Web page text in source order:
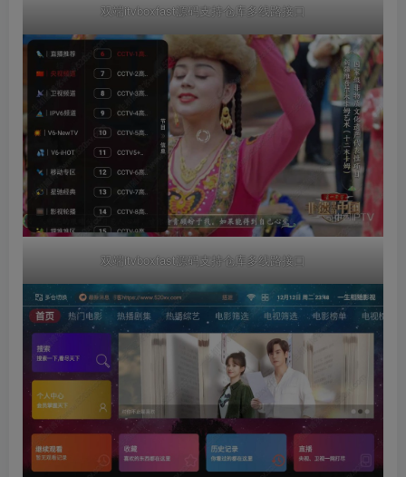
双端itvboxfast源码支持仓库多线路接口
双端itvboxfast源码支持仓库多线路接口